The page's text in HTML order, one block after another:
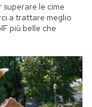
le cime
a trattare meglio
più belle che